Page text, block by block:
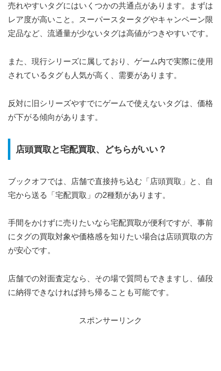
売れやすいタグにはいくつかの共通点があります。まずは
レア度が高いこと。スーパースタータグやキャンペーン限
定品など、流通量が少ないタグは高値がつきやすいです。
また、現行シリーズに属しており、ゲーム内で実際に使用
されているタグも人気が高く、需要があります。
反対に旧シリーズやすでにゲームで使えないタグは、価格
が下がる傾向があります。
店頭買取と宅配買取、どちらがいい？
ブックオフでは、店舗で直接持ち込む「店頭買取」と、自
宅から送る「宅配買取」の2種類があります。
手間をかけずに売りたいなら宅配買取が便利ですが、事前
にタグの買取対象や価格感を知りたい場合は店頭買取の方
が安心です。
店舗での対面査定なら、その場で質問もできますし、値段
に納得できなければ持ち帰ることも可能です。
スポンサーリンク